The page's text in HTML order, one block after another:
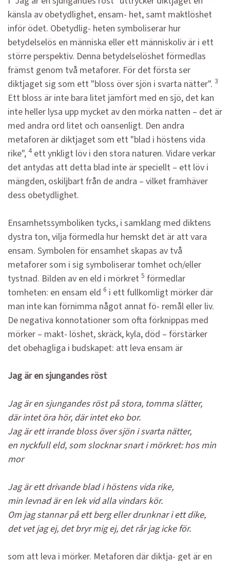
känsla av obetydlighet, ensam- het, samt maktlöshet
inför ödet. Obetydlig- heten symboliserar hur
betydelselös en människa eller ett människoliv är i ett
större perspektiv. Denna betydelselöshet förmedlas
främst genom två metaforer. För det första ser
diktjaget sig som ett "bloss över sjön i svarta nätter". 3
Ett bloss är inte bara litet jämfört med en sjö, det kan
inte heller lysa upp mycket av den mörka natten – det är
med andra ord litet och oansenligt. Den andra
metaforen är diktjaget som ett "blad i höstens vida
rike", 4ett ynkligt löv i den stora naturen. Vidare verkar
det antydas att detta blad inte är speciellt – ett löv i
mängden, oskiljbart från de andra – vilket framhäver
dess obetydlighet.
Ensamhetssymboliken tycks, i samklang med diktens
dystra ton, vilja förmedla hur hemskt det är att vara
ensam. Symbolen för ensamhet skapas av två
metaforer som i sig symboliserar tomhet och/eller
tystnad. Bilden av en eld i mörkret 5 förmedlar
tomheten: en ensam eld 6 i ett fullkomligt mörker där
man inte kan förnimma något annat fö- remål eller liv.
De negativa konnotationer som ofta förknippas med
mörker – makt- löshet, skräck, kyla, död – förstärker
det obehagliga i budskapet: att leva ensam är
Jag är en sjungandes röst
Jag är en sjungandes röst på stora, tomma slätter,
där intet öra hör, där intet eko bor.
Jag är ett irrande bloss över sjön i svarta nätter,
en nyckfull eld, som slocknar snart i mörkret: hos min
mor
Jag är ett drivande blad i höstens vida rike,
min levnad är en lek vid alla vindars kör.
Om jag stannar på ett berg eller drunknar i ett dike,
det vet jag ej, det bryr mig ej, det rår jag icke för.
som att leva i mörker. Metaforen där diktja- get är en